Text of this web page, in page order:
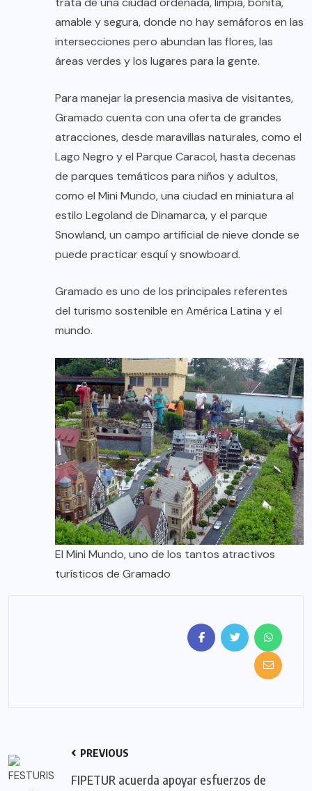
amable y segura, donde no hay semáforos en las
intersecciones pero abundan las flores, las
áreas verdes y los lugares para la gente.
Para manejar la presencia masiva de visitantes,
Gramado cuenta con una oferta de grandes
atracciones, desde maravillas naturales, como el
Lago Negro y el Parque Caracol, hasta decenas
de parques temáticos para niños y adultos,
como el Mini Mundo, una ciudad en miniatura al
estilo Legoland de Dinamarca, y el parque
Snowland, un campo artificial de nieve donde se
puede practicar esquí y snowboard.
Gramado es uno de los principales referentes
del turismo sostenible en América Latina y el
mundo.
El Mini Mundo, uno de los tantos atractivos
turísticos de Gramado
PREVIOUS
FIPETUR acuerda apoyar esfuerzos de